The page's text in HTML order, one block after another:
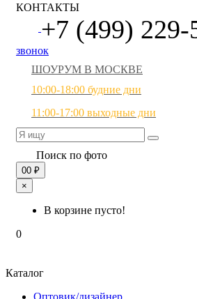
КОНТАКТЫ
+7 (499) 229-
звонок
ШОУРУМ В МОСКВЕ
10:00-18:00 будние дни
11:00-17:00 выходные дни
Поиск по фото
00 ₽
×
В корзине пусто!
0
Каталог
Оптовик/дизайнер